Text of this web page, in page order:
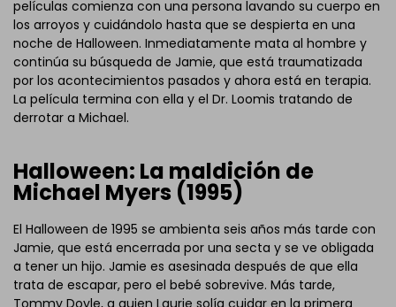
películas comienza con una persona lavando su cuerpo en
los arroyos y cuidándolo hasta que se despierta en una
noche de Halloween. Inmediatamente mata al hombre y
continúa su búsqueda de Jamie, que está traumatizada
por los acontecimientos pasados y ahora está en terapia.
La película termina con ella y el Dr. Loomis tratando de
derrotar a Michael.
Halloween: La maldición de
Michael Myers (1995)
El Halloween de 1995 se ambienta seis años más tarde con
Jamie, que está encerrada por una secta y se ve obligada
a tener un hijo. Jamie es asesinada después de que ella
trata de escapar, pero el bebé sobrevive. Más tarde,